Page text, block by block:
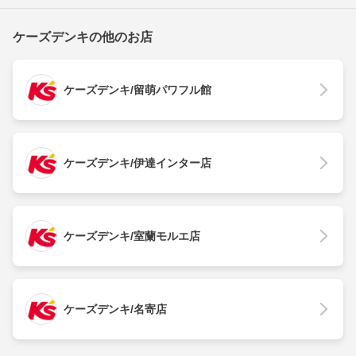
ケーズデンキの他のお店
ケーズデンキ/留萌パワフル館
ケーズデンキ/伊達インター店
ケーズデンキ/室蘭モルエ店
ケーズデンキ/名寄店